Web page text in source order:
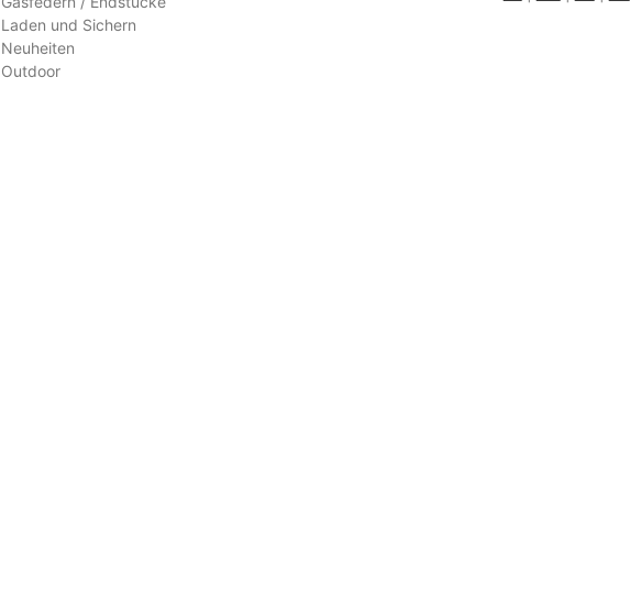
Laden und Sichern
Neuheiten
Outdoor